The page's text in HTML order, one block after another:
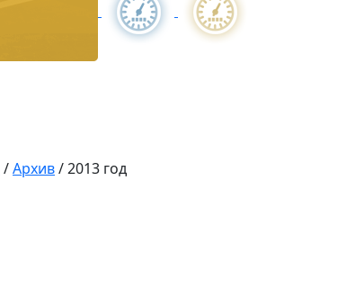
/Архив/2013 год